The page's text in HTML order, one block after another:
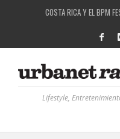
COSTA RICA Y EL BPM
RUTAS NATURBANAS: EL
LA HISTORIA DETRÁS DE LA
Lifestyle,